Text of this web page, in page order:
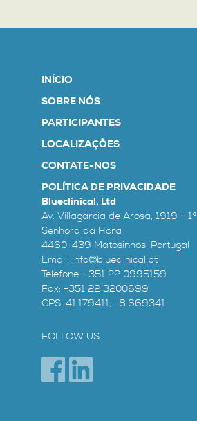
INÍCIO
SOBRE NÓS
PARTICIPANTES
LOCALIZAÇÕES
CONTATE-NOS
POLÍTICA DE PRIVACIDADE
Blueclinical, Ltd
Av. Villagarcia de Arosa, 1919 - 1º
Senhora da Hora
4460-439 Matosinhos, Portugal
Email: info@blueclinical.pt
Telefone:+351 22 0995159
Fax: +351 22 3200699
GPS: 41.179411, -8.669341
FOLLOW US